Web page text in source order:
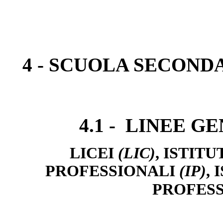
4 - SCUOLA
4.1 - LINEE
LICEI (LIC),
PROFESSIONALI (IP),